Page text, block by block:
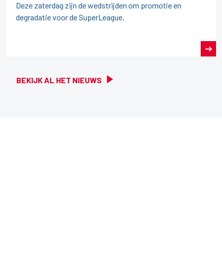
BEKIJK AL HET NIEUWS
Deze zaterdag zijn de wedstrijden om promotie en
degradatie voor de SuperLeague.